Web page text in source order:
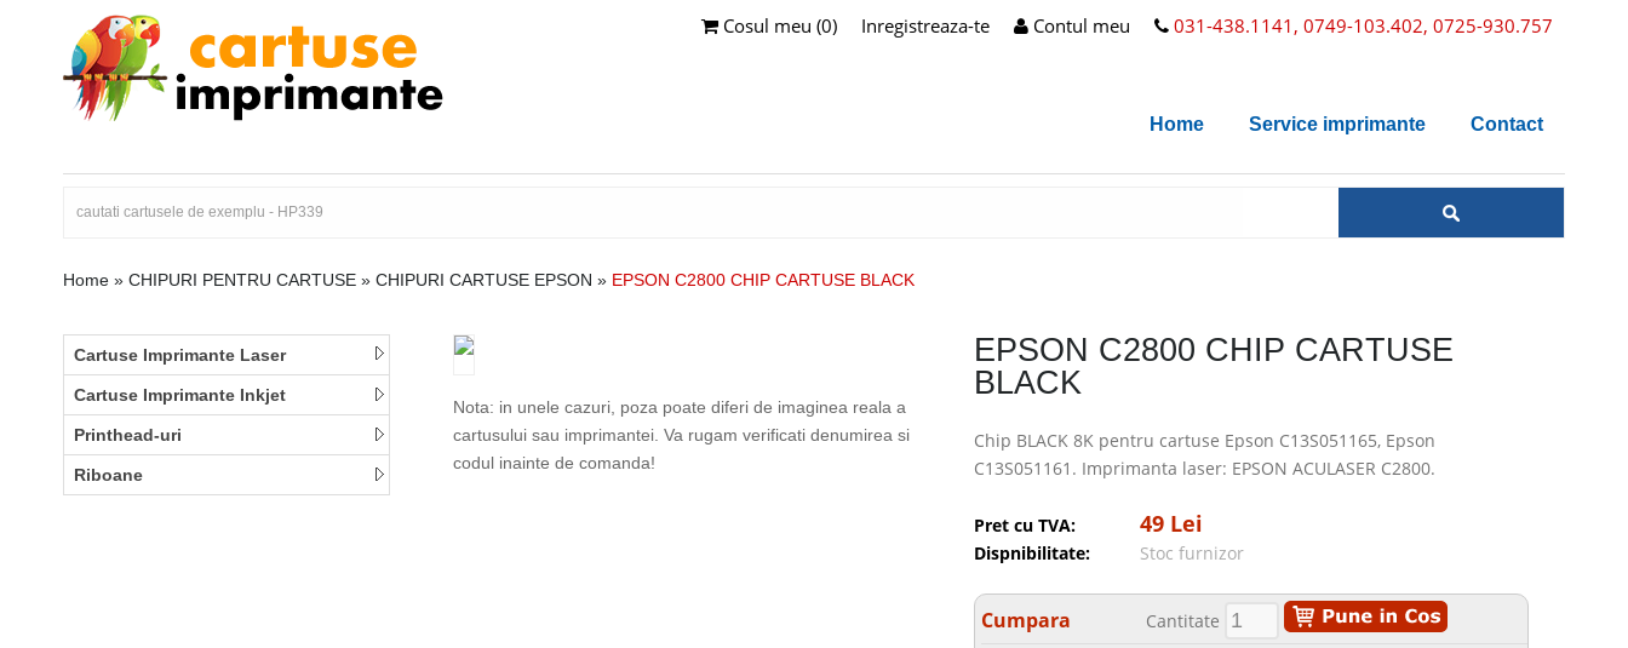
031-438.1141, 0749-103.402, 0725-930.757
Contul meu
Inregistreaza-te
Cosul meu (0)
Home Service imprimante Contact
Home » CHIPURI PENTRU CARTUSE » CHIPURI CARTUSE EPSON » EPSON C2800 CHIP CARTUSE BLACK
Cartuse Imprimante Laser
Cartuse Imprimante Inkjet
Printhead-uri
Riboane
Nota: in unele cazuri, poza poate diferi de imaginea reala a
cartusului sau imprimantei. Va rugam verificati denumirea si
codul inainte de comanda!
EPSON C2800 CHIP CARTUSE
BLACK
Chip BLACK 8K pentru cartuse Epson C13S051165, Epson
C13S051161. Imprimanta laser: EPSON ACULASER C2800.
Pret cu TVA: 49 Lei
Dispnibilitate: Stoc furnizor
Cumpara
Cantitate